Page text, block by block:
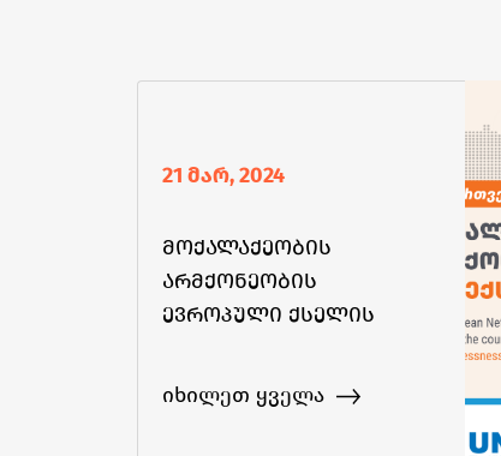
21 მარ, 2024
მოქალაქეობის
არმქონეობის
ევროპული ქსელის
დაემატა
იხილეთ ყველა